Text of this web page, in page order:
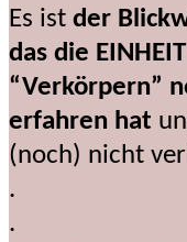
Es ist der
das die
“Verkörpern”
erfahren hat
(noch) nicht
.
.